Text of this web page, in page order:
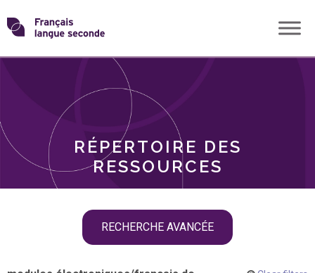
Skip
toTransformons
langue
RÉPERTOIRE DES
RESSOURCES
RECHERCHE AVANCÉE
THÈMES